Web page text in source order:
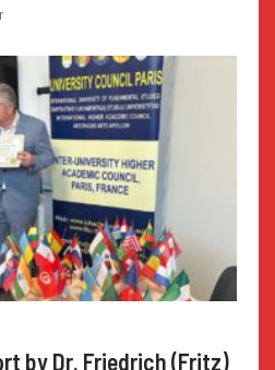
by Dr. Friedrich (Fritz)